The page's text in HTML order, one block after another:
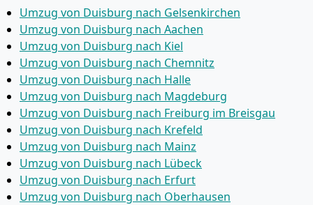
Umzug von Duisburg nach Gelsenkirchen
Umzug von Duisburg nach Aachen
Umzug von Duisburg nach Kiel
Umzug von Duisburg nach Chemnitz
Umzug von Duisburg nach Halle
Umzug von Duisburg nach Magdeburg
Umzug von Duisburg nach Freiburg im Breisgau
Umzug von Duisburg nach Krefeld
Umzug von Duisburg nach Mainz
Umzug von Duisburg nach Lübeck
Umzug von Duisburg nach Erfurt
Umzug von Duisburg nach Oberhausen